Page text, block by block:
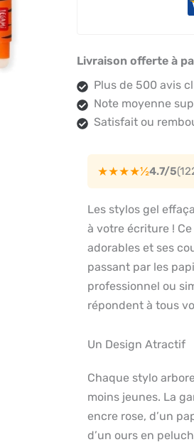
Livraison offerte à
Plus de 500 avis
Note moyenne
Satisfait ou
★★★★½4.7/5
Les stylos gel
à votre écriture !
adorables et ses
passant par les
professionnel ou
répondent à tous
Un Design Atractif
Chaque stylo
moins jeunes. La
encre rose, d’un
d’un ours en